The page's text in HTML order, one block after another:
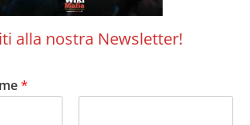
alla nostra Newsletter!
*